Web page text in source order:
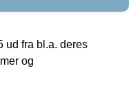
ud fra bl.a. deres
og